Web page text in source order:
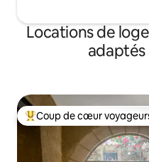
Locations de
adaptés
Coups de cœur
Coup de cœur